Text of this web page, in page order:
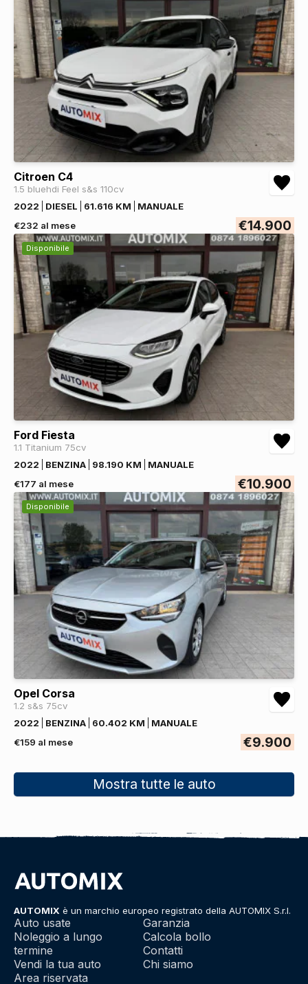
Citroen C4
1.5 bluehdi Feel s&s 110cv
2022
DIESEL 61.616 KM
MANUALE
€232 al mese
€14.900
Disponibile
Ford Fiesta
1.1 Titanium 75cv
2022
BENZINA 98.190 KM
MANUALE
€177 al mese
€10.900
Disponibile
Opel Corsa
1.2 s&s 75cv
2022
BENZINA 60.402 KM
MANUALE
€159 al mese
€9.900
Mostra tutte le auto
AUTOMIX è un marchio europeo registrato della AUTOMIX S.r.l.
Auto usate
Noleggio a lungo
termine
Vendi la tua auto
Area riservata
Garanzia
Calcola bollo
Contatti
Chi siamo